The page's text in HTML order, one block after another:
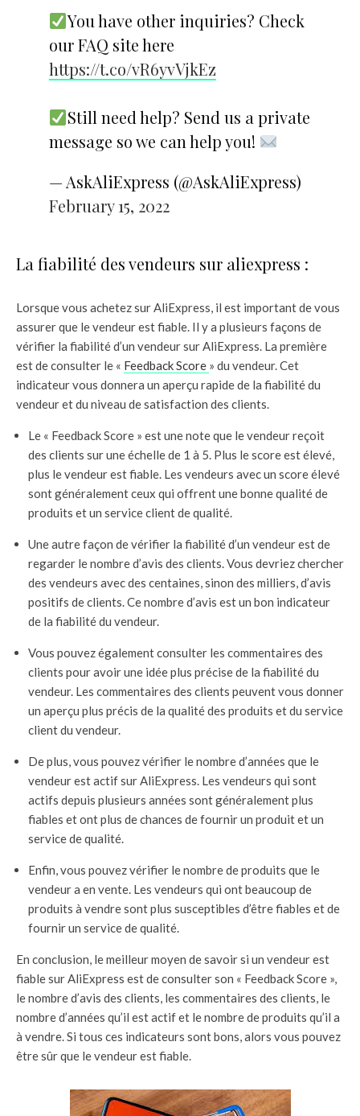
You have other inquiries? Check
our FAQ site here
https://t.co/vR6yvVjkEz
Still need help? Send us a private
message so we can help you!
— AskAliExpress (@AskAliExpress)
February 15, 2022
La fiabilité des vendeurs sur aliexpress :
Lorsque vous achetez sur AliExpress, il est important de vous
assurer que le vendeur est fiable. Il y a plusieurs façons de
vérifier la fiabilité d’un vendeur sur AliExpress. La première
est de consulter le « Feedback Score » du vendeur. Cet
indicateur vous donnera un aperçu rapide de la fiabilité du
vendeur et du niveau de satisfaction des clients.
Le « Feedback Score » est une note que le vendeur reçoit
des clients sur une échelle de 1 à 5. Plus le score est élevé,
plus le vendeur est fiable. Les vendeurs avec un score élevé
sont généralement ceux qui offrent une bonne qualité de
produits et un service client de qualité.
Une autre façon de vérifier la fiabilité d’un vendeur est de
regarder le nombre d’avis des clients. Vous devriez chercher
des vendeurs avec des centaines, sinon des milliers, d’avis
positifs de clients. Ce nombre d’avis est un bon indicateur
de la fiabilité du vendeur.
Vous pouvez également consulter les commentaires des
clients pour avoir une idée plus précise de la fiabilité du
vendeur. Les commentaires des clients peuvent vous donner
un aperçu plus précis de la qualité des produits et du service
client du vendeur.
De plus, vous pouvez vérifier le nombre d’années que le
vendeur est actif sur AliExpress. Les vendeurs qui sont
actifs depuis plusieurs années sont généralement plus
fiables et ont plus de chances de fournir un produit et un
service de qualité.
Enfin, vous pouvez vérifier le nombre de produits que le
vendeur a en vente. Les vendeurs qui ont beaucoup de
produits à vendre sont plus susceptibles d’être fiables et de
fournir un service de qualité.
En conclusion, le meilleur moyen de savoir si un vendeur est
fiable sur AliExpress est de consulter son « Feedback Score »,
le nombre d’avis des clients, les commentaires des clients, le
nombre d’années qu’il est actif et le nombre de produits qu’il a
à vendre. Si tous ces indicateurs sont bons, alors vous pouvez
être sûr que le vendeur est fiable.